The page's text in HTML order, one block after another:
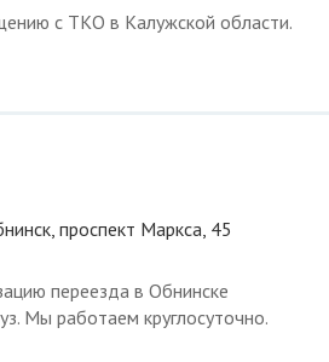
с ТКО в Калужской области.
проспект Маркса, 45
переезда в Обнинске
Мы работаем круглосуточно.